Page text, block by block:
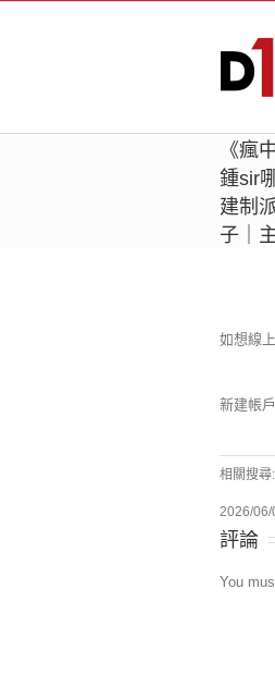
《瘋
鍾sir
建制
子｜
如想線
新建帳
相關搜尋:
2026/06/
評論
You